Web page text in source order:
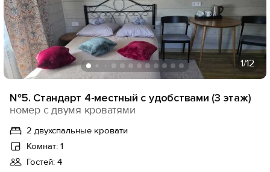
1/12
№5. Стандарт 4-местный с удобствами (3 этаж)
номер с двумя кроватями
2 двухспальные кровати
Комнат: 1
Гостей: 4